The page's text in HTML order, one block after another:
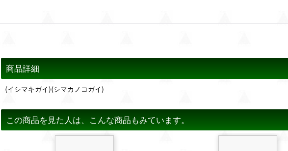
商品詳細
(イシマキガイ)(シマカノコガイ)
この商品を見た人は、こんな商品もみています。